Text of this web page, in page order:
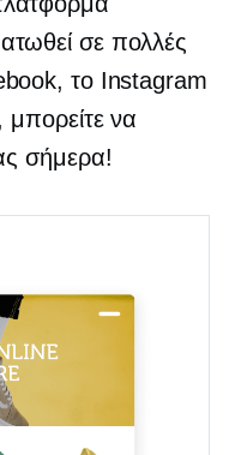
σε πολλές
το Instagram
να
σήμερα!